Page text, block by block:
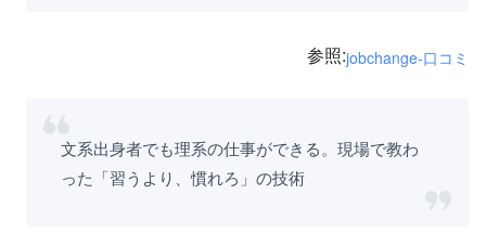
参照:jobchange-口コミ
文系出身者でも理系の仕事ができる。現場で教わ
った「習うより、慣れろ」の技術